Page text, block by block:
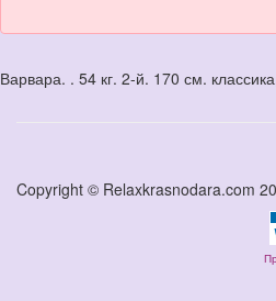
Варвара. . 54 кг. 2-й. 170 см.
Copyright © Relaxkrasnodara.com